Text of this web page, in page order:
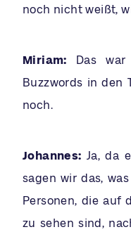
noch nicht weißt,
Miriam: Das
Buzzwords in den
noch.
Johannes: Ja, da
sagen wir das,
Personen, die auf
zu sehen sind,